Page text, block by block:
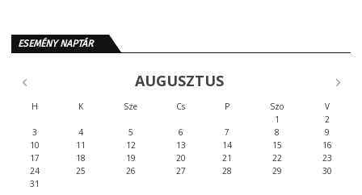
ESEMÉNY NAPTÁR
AUGUSZTUS
H K Sze Cs P Szo
V
1
2
3
4 5 6 7 8
9
10
11 12 13 14 15
16
17
18 19 20 21 22
23
24
25 26 27 28 29
30
31